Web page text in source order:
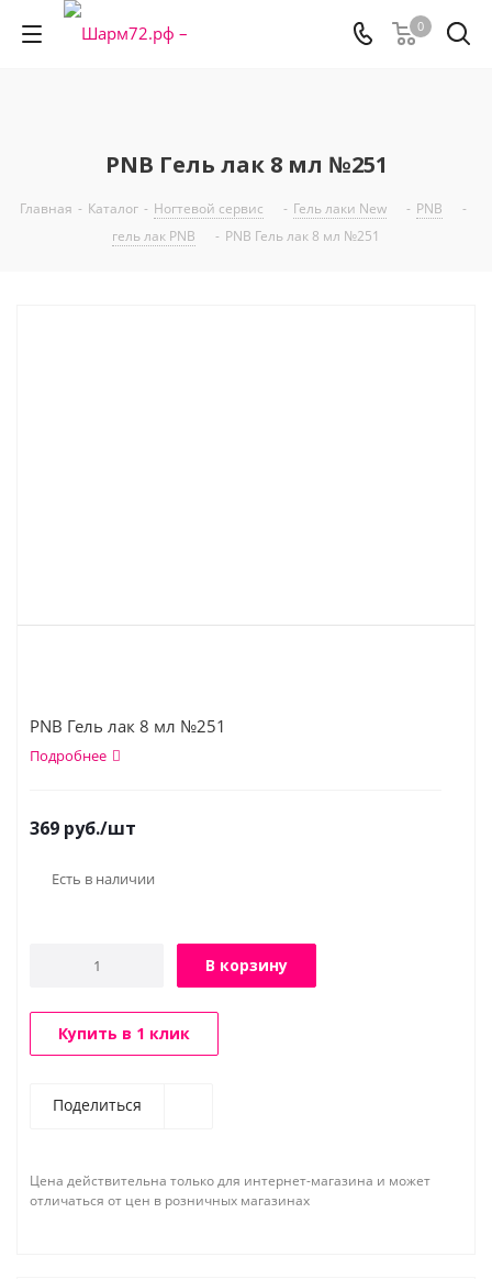
0
PNB Гель лак 8 мл №251
Главная - Каталог - Ногтевой сервис - Гель лаки New - PNB
-
гель лак PNB
- PNB Гель лак 8 мл №251
PNB Гель лак 8 мл №251
Подробнее
369 руб./шт
Есть в наличии
В корзину
Купить в 1 клик
Поделиться
Цена действительна только для интернет-магазина и может
отличаться от цен в розничных магазинах